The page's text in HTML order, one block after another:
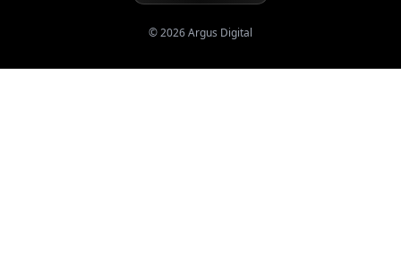
©2026Argus Digital